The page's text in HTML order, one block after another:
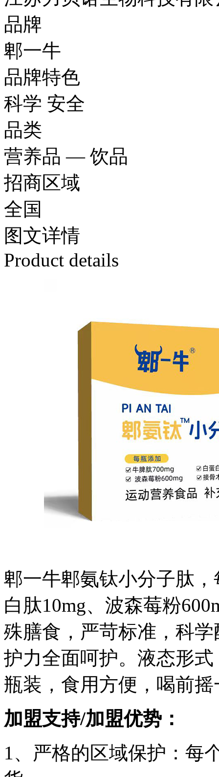
品牌
郫一牛
品牌特色
科学 安全
品类
营养品 — 饮品
招商区域
全国
图文详情
Product details
郫一牛郫氨钛小分子肽
白肽10mg、波森莓粉
殊膳食，严苛标准，科
护力全面呵护。液态形
瓶装，食用方便，喝前
加盟支持/加盟优势：
1、严格的区域保护：每